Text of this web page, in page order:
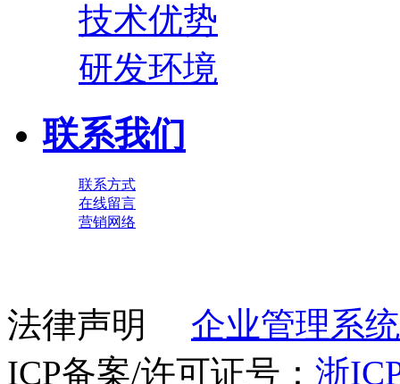
技术优势
研发环境
联系我们
联系方式
在线留言
营销网络
法律声明 企业管理系
ICP备案/许可证号： 浙